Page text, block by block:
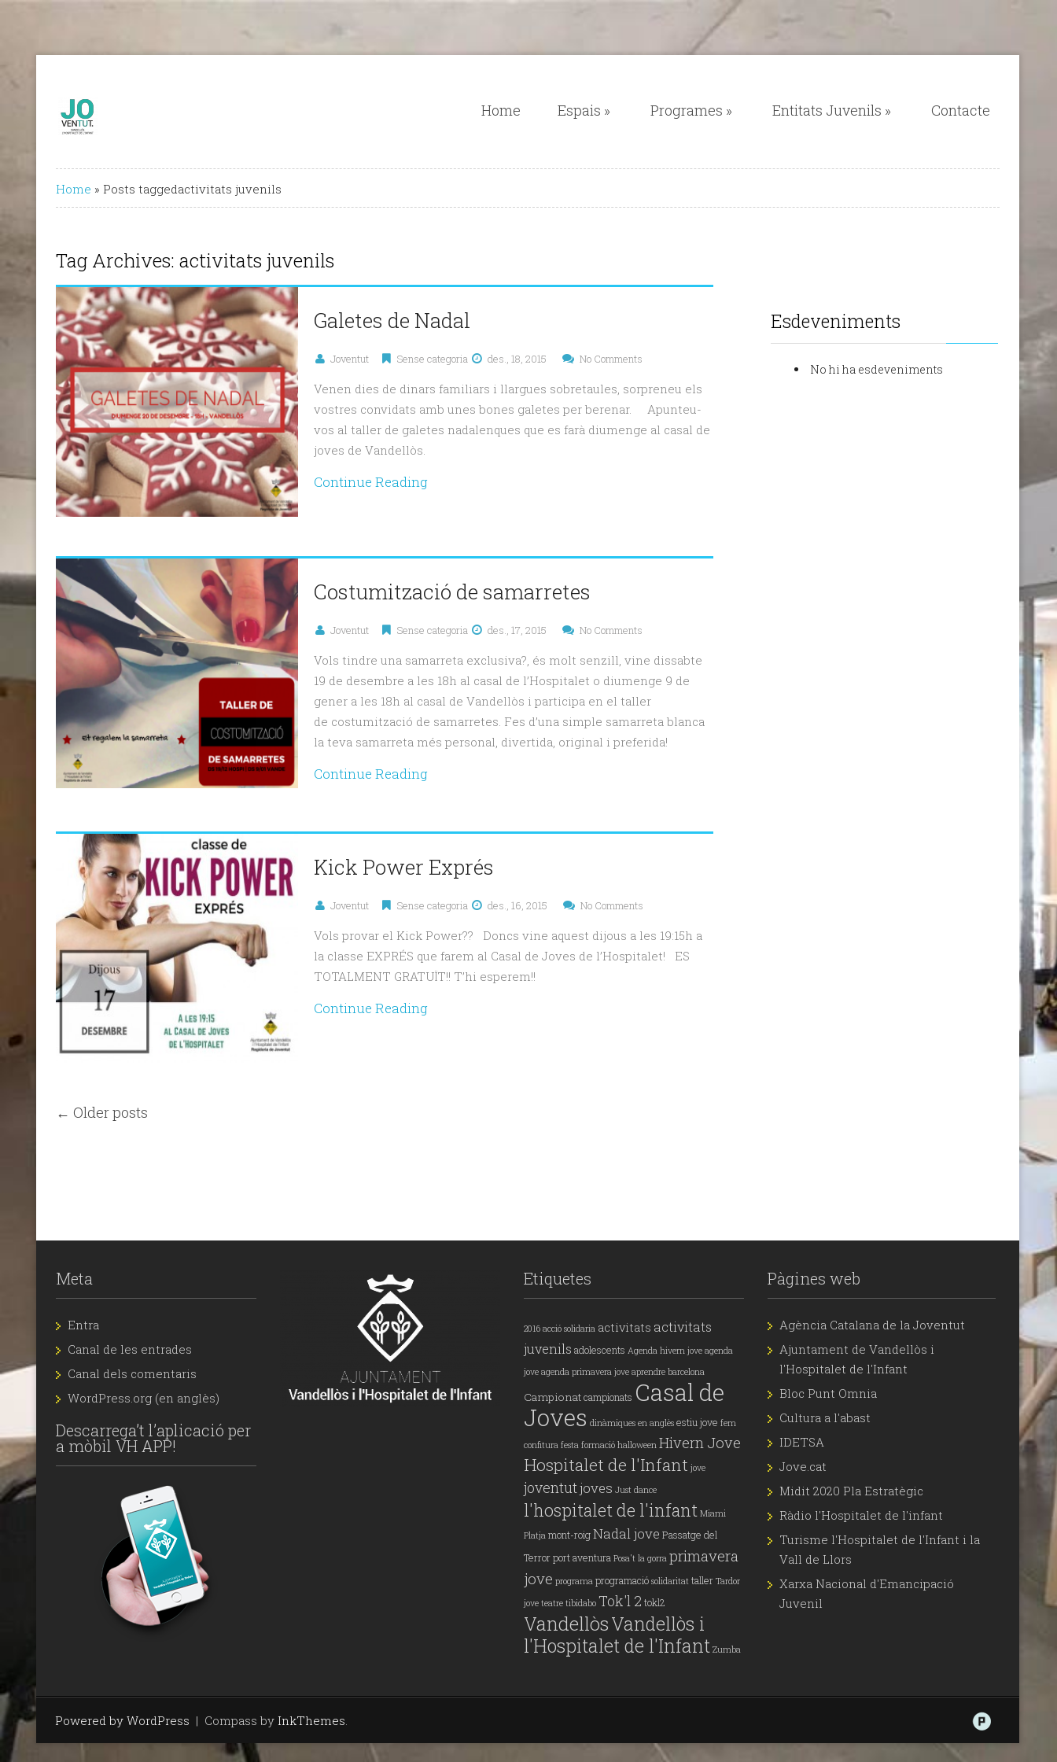
Home Espais » Programes » Entitats Juvenils » Contacte
Home » Posts taggedactivitats juvenils
Tag Archives: activitats juvenils
Galetes de Nadal
Joventut Sense categoria des., 18, 2015 No Comments
Venen dies de dinars familiars i llargues sobretaules, sorpreneu els
vostres convidats amb unes bones galetes per berenar. Apunteu-
vos al taller de galetes nadalenques que es farà diumenge al casal de
joves de Vandellòs.
Continue Reading
Costumització de samarretes
Joventut Sense categoria des., 17, 2015 No Comments
Vols tindre una samarreta exclusiva?, és molt senzill, vine dissabte
19 de desembre a les 18h al casal de l’Hospitalet o diumenge 9 de
gener a les 18h al casal de Vandellòs i participa en el taller
de costumització de samarretes. Fes d’una simple samarreta blanca
la teva samarreta més personal, divertida, original i preferida!
Continue Reading
Kick Power Exprés
Joventut Sense categoria des., 16, 2015 No Comments
Vols provar el Kick Power?? Doncs vine aquest dijous a les 19:15h a
la classe EXPRÉS que farem al Casal de Joves de l’Hospitalet! ES
TOTALMENT GRATUÏT!! T’hi esperem!!
Continue Reading
← Older posts
Esdeveniments
No hi ha esdeveniments
Meta
Entra
Canal de les entrades
Canal dels comentaris
WordPress.org (en anglès)
Descarrega’t l’aplicació per
a mòbil VH APP!
Etiquetes
2016 acció solidaria activitats activitats
juvenils adolescents Agenda hivern jove agenda
jove agenda primavera jove aprendre barcelona
Campionat campionats Casal de
Joves dinàmiques en anglès estiu jove fem
confitura festa formació halloween Hivern Jove
Hospitalet de l'Infant jove
joventutjoves Just dance
l'hospitalet de l'infant Miami
Platja mont-roig Nadal jove Passatge del
Terror port aventura Posa't la gorra primavera
jove programa programació solidaritat taller Tardor
jove teatre tibidabo Tok'l 2 tokl2
VandellòsVandellòs i
l'Hospitalet de l'Infant Zumba
Pàgines web
Agència Catalana de la Joventut
Ajuntament de Vandellòs i
l'Hospitalet de l'Infant
Bloc Punt Omnia
Cultura a l'abast
IDETSA
Jove.cat
Midit 2020 Pla Estratègic
Ràdio l'Hospitalet de l'infant
Turisme l'Hospitalet de l'Infant i la
Vall de Llors
Xarxa Nacional d'Emancipació
Juvenil
Powered by WordPress | Compass by InkThemes.